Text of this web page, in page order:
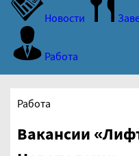
Новости
Работа
Работа
Вакансии